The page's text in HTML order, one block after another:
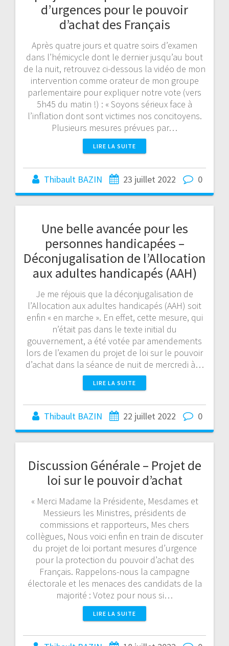
d’urgences pour le pouvoir
d’achat des Français
Après quatre jours et quatre soirs d’examen
dans l’hémicycle dont le dernier jusqu’au bout
de la nuit, retrouvez ci-dessous la vidéo de mon
intervention comme orateur de mon groupe
parlementaire pour expliquer notre vote (vers
5h45 du matin !) : « Soyons sérieux face à
l’inflation dont sont victimes nos concitoyens.
Plusieurs mesures prévues par…
LIRE LA SUITE
Thibault BAZIN 23 juillet 2022 0
Une belle avancée pour les
personnes handicapées –
Déconjugalisation de l’Allocation
aux adultes handicapés (AAH)
Je me réjouis que la déconjugalisation de
l’Allocation aux adultes handicapés (AAH) soit
enfin « en marche ». En effet, cette mesure, qui
n’était pas dans le texte initial du
gouvernement, a été votée par amendements
lors de l’examen du projet de loi sur le pouvoir
d’achat dans la séance de nuit de mercredi à…
LIRE LA SUITE
Thibault BAZIN 22 juillet 2022 0
Discussion Générale – Projet de
loi sur le pouvoir d’achat
« Merci Madame la Présidente, Mesdames et
Messieurs les Ministres, présidents de
commissions et rapporteurs, Mes chers
collègues, Nous voici enfin en train de discuter
du projet de loi portant mesures d’urgence
pour la protection du pouvoir d’achat des
Français. Rappelons-nous la campagne
électorale et les menaces des candidats de la
majorité : Votez pour nous si…
LIRE LA SUITE